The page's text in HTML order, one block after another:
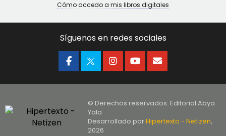
Cómo accedo a mis libros digitales
Síguenos en redes sociales
© Derechos reservados. Editorial Abya
Yala
Desarrollado porHipertexto - Netizen,
2026